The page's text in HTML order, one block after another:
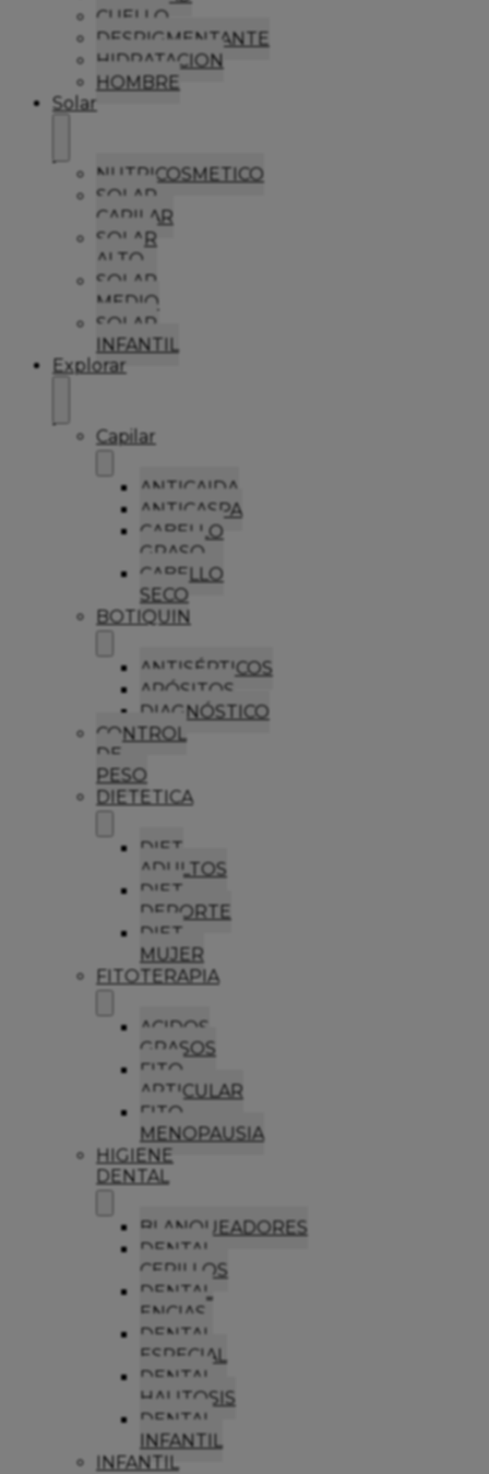
CUELLO
DESPIGMENTANTE
HIDRATACION
HOMBRE
Solar
NUTRICOSMETICO
SOLAR
CAPILAR
SOLAR
ALTO
SOLAR
MEDIO
SOLAR
INFANTIL
Explorar
Capilar
ANTICAIDA
ANTICASPA
CABELLO
GRASO
CABELLO
SECO
BOTIQUIN
ANTISÉPTICOS
APÓSITOS
DIAGNÓSTICO
CONTROL
DE
PESO
DIETETICA
DIET
ADULTOS
DIET
DEPORTE
DIET
MUJER
FITOTERAPIA
ACIDOS
GRASOS
FITO
ARTICULAR
FITO
MENOPAUSIA
HIGIENE
DENTAL
BLANQUEADORES
DENTAL
CEPILLOS
DENTAL
ENCIAS
DENTAL
ESPECIAL
DENTAL
HALITOSIS
DENTAL
INFANTIL
INFANTIL